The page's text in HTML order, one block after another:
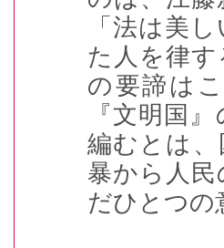
「法は美
た人を律
の要諦は
『文明国
編むとは
暴から人
だひとつの